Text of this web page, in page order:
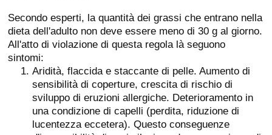
Secondo esperti, la quantità dei grassi che entrano nella
dieta dell'adulto non deve essere meno di 30 g al giorno.
All'atto di violazione di questa regola là seguono
sintomi:
Aridità, flaccida e staccante di pelle. Aumento di
sensibilità di coperture, crescita di rischio di
sviluppo di eruzioni allergiche. Deterioramento in
una condizione di capelli (perdita, riduzione di
lucentezza eccetera). Questo conseguenze